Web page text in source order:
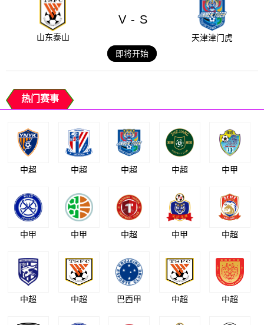
山东泰山
V - S
天津津门虎
即将开始
热门赛事
中超 中超 中超 中超 中甲
中甲 中甲 中超 中甲 中超
中超 中超 巴西甲 中超 中超